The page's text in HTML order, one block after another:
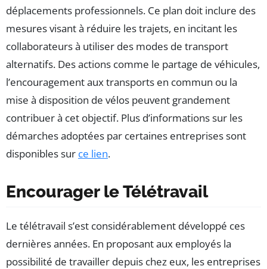
déplacements professionnels. Ce plan doit inclure des
mesures visant à réduire les trajets, en incitant les
collaborateurs à utiliser des modes de transport
alternatifs. Des actions comme le partage de véhicules,
l’encouragement aux transports en commun ou la
mise à disposition de vélos peuvent grandement
contribuer à cet objectif. Plus d’informations sur les
démarches adoptées par certaines entreprises sont
disponibles sur ce lien.
Encourager le Télétravail
Le télétravail s’est considérablement développé ces
dernières années. En proposant aux employés la
possibilité de travailler depuis chez eux, les entreprises